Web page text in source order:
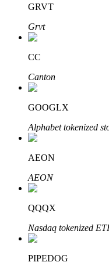
Bloqueios de BTR
Investimentos
Empréstimos
GRVT
Grvt
CC
Canton
GOOGLX
Alphabet tokenized
AEON
AEON
QQQX
Nasdaq tokenized
PIPEDOG